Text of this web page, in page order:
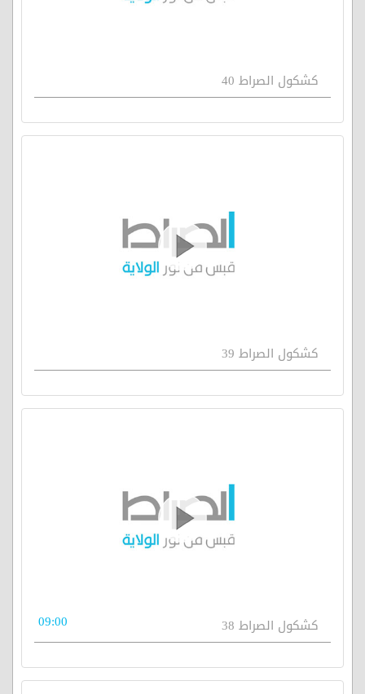
كشكول الصراط 40
كشكول الصراط 39
كشكول الصراط 38 09:00